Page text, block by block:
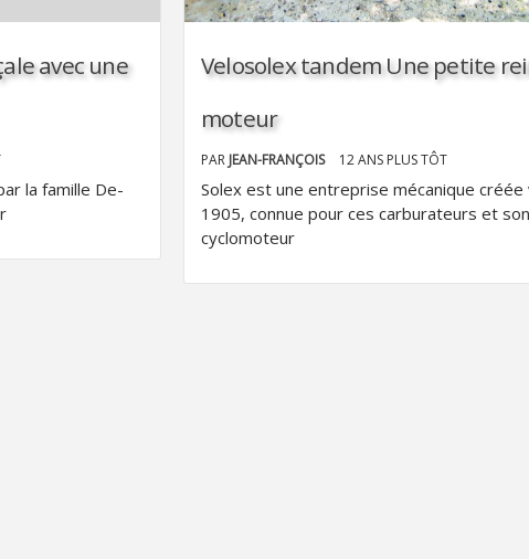
avec une
la famille De-
Velosolex tandem Une petite
moteur
PAR JEAN-FRANÇOIS 12 ANS PLUS TÔT
Solex est une entreprise mécanique créée
1905, connue pour ces carburateurs et son
cyclomoteur